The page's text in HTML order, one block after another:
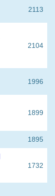
2113
2104
1996
1899
1895
1732